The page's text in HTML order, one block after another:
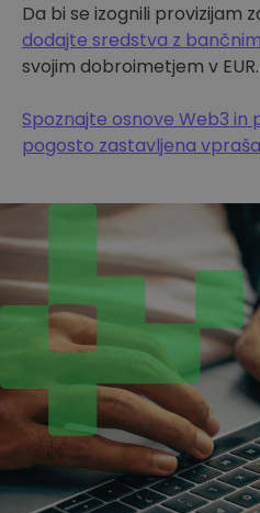
Da bi se izognili provizijam
dodajte sredstva z
svojim dobroimetjem v EUR.
Spoznajte osnove Web3 in
pogosto zastavljena